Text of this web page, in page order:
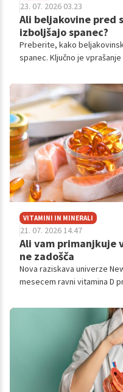
23. 07. 2026 03.23
Ali beljakovine pred
izboljšajo spanec?
Preberite, kako
spanec. Ključno je
VITAMINI IN MINERALI
21. 07. 2026 14.47
Ali vam primanjkuje
ne zadošča
Nova raziskava univerze
mesecem ravni vitamina D